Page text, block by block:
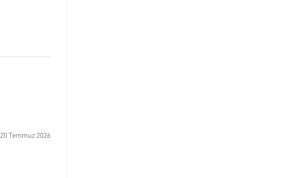
20 Temmuz 2026